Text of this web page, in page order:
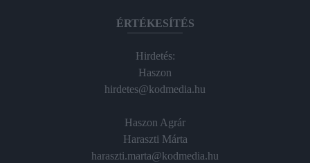
ÉRTÉKESÍTÉS
Hirdetés:
Haszon
hirdetes@kodmedia.hu
Haszon Agrár
Haraszti Márta
haraszti.marta@kodmedia.hu